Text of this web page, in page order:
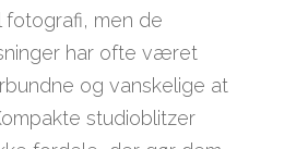
fotografi, men de
har ofte været
og vanskelige at
studioblitzer